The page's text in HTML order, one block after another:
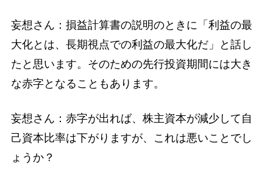
妄想さん：損益計算書の説明のときに「利益の最
大化とは、長期視点での利益の最大化だ」と話し
たと思います。そのための先行投資期間には大き
な赤字となることもあります。
妄想さん：赤字が出れば、株主資本が減少して自
己資本比率は下がりますが、これは悪いことでし
ょうか？